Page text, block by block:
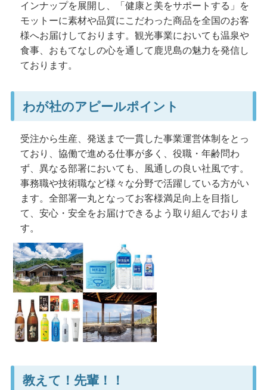
インナップを展開し、「健康と美をサポートする」を
モットーに素材や品質にこだわった商品を全国のお客
様へお届けしております。観光事業においても温泉や
食事、おもてなしの心を通して鹿児島の魅力を発信し
ております。
わが社のアピールポイント
受注から生産、発送まで一貫した事業運営体制をとっ
ており、協働で進める仕事が多く、役職・年齢問わ
ず、異なる部署においても、風通しの良い社風です。
事務職や技術職など様々な分野で活躍している方がい
ます。全部署一丸となってお客様満足向上を目指し
て、安心・安全をお届けできるよう取り組んでおりま
す。
教えて！先輩！！